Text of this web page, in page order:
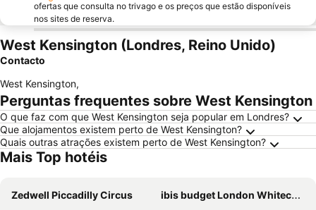
ofertas que consulta no trivago e os preços que estão disponíveis
nos sites de reserva.
West Kensington (Londres, Reino Unido)
Contacto
West Kensington,
Perguntas frequentes sobre West Kensington
O que faz com que West Kensington seja popular em Londres?
Que alojamentos existem perto de West Kensington?
Quais outras atrações existem perto de West Kensington?
Mais Top hotéis
Zedwell Piccadilly Circus
ibis budget London Whitechapel - Brick Lane